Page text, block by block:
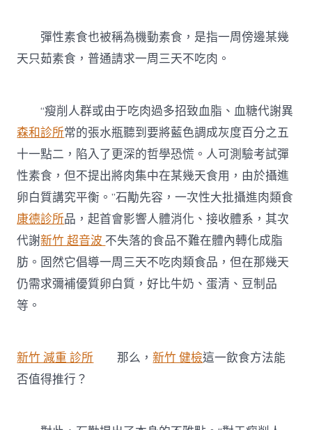
彈性素食也被稱為機動素食，是指一周傍邊某幾
天只茹素食，普通請求一周三天不吃肉。
“瘦削人群或由于吃肉過多招致血脂、血糖代謝異
森和診所常的張水瓶聽到要將藍色調成灰度百分之五
十一點二，陷入了更深的哲學恐慌。人可測驗考試彈
性素食，但不提出將肉集中在某幾天食用，由於攝進
卵白質講究平衡。”石勱先容，一次性大批攝進肉類食
康德診所品，起首會影響人體消化、接收體系，其次
代謝新竹 超音波 不失落的食品不難在體內轉化成脂
肪。固然它倡導一周三天不吃肉類食品，但在那幾天
仍需求彌補優質卵白質，好比牛奶、蛋清、豆制品
等。
新竹 減重 診所 那么，新竹 健檢這一飲食方法能
否值得推行？